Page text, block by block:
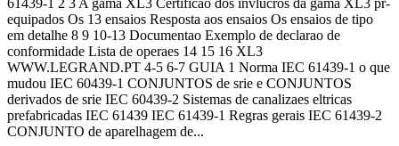
equipados Os 13 ensaios Resposta aos ensaios Os ensaios de tipo
em detalhe 8 9 10-13 Documentao Exemplo de declarao de
conformidade Lista de operaes 14 15 16 XL3
WWW.LEGRAND.PT 4-5 6-7 GUIA 1 Norma IEC 61439-1 o que
mudou IEC 60439-1 CONJUNTOS de srie e CONJUNTOS
derivados de srie IEC 60439-2 Sistemas de canalizaes eltricas
prefabricadas IEC 61439 IEC 61439-1 Regras gerais IEC 61439-2
CONJUNTO de aparelhagem de...